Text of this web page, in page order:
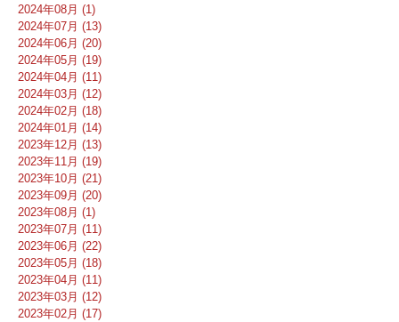
2024年08月 (1)
2024年07月 (13)
2024年06月 (20)
2024年05月 (19)
2024年04月 (11)
2024年03月 (12)
2024年02月 (18)
2024年01月 (14)
2023年12月 (13)
2023年11月 (19)
2023年10月 (21)
2023年09月 (20)
2023年08月 (1)
2023年07月 (11)
2023年06月 (22)
2023年05月 (18)
2023年04月 (11)
2023年03月 (12)
2023年02月 (17)